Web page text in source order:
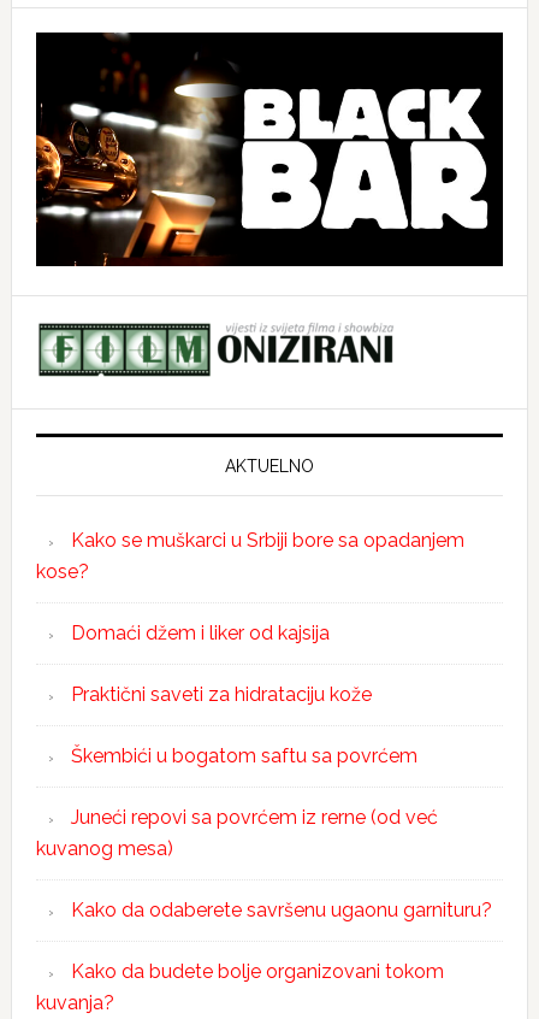
AKTUELNO
Kako se muškarci u Srbiji bore sa opadanjem
kose?
Domaći džem i liker od kajsija
Praktični saveti za hidrataciju kože
Škembići u bogatom saftu sa povrćem
Juneći repovi sa povrćem iz rerne (od već
kuvanog mesa)
Kako da odaberete savršenu ugaonu garnituru?
Kako da budete bolje organizovani tokom
kuvanja?